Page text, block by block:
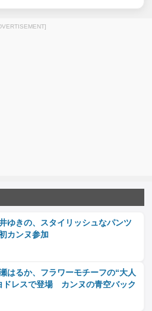
井ゆきの、スタイリッシュなパンツ
カンヌ参加
はるか、フラワーモチーフの“大人
ドレスで登場 カンヌの青空バック